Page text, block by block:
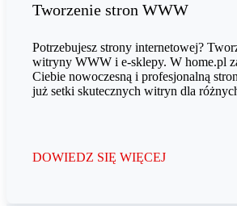
Tworzenie stron WWW
Potrzebujesz strony internetowej?
witryny WWW i e-sklepy. W home.pl
Ciebie nowoczesną i profesjonalną
już setki skutecznych witryn dla
DOWIEDZ SIĘ WIĘCEJ